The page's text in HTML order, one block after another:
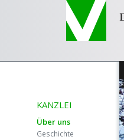
KANZLEI
Über uns
Geschichte